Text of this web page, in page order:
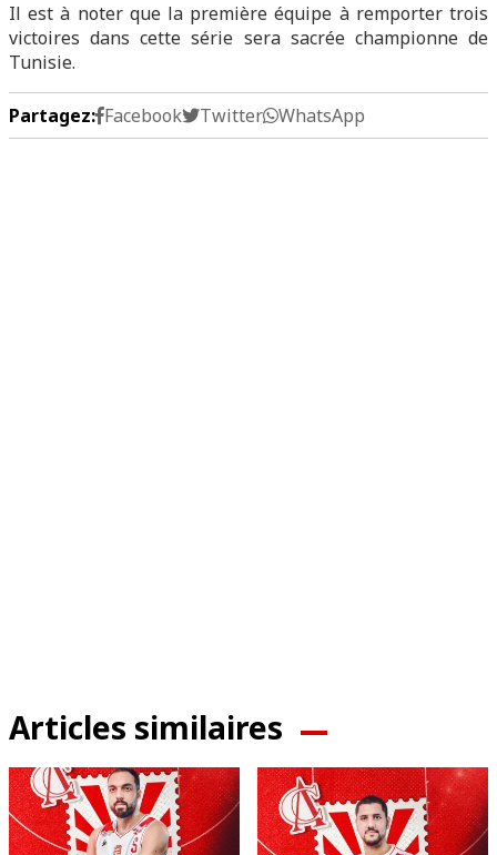
Il est à noter que la première équipe à remporter trois
victoires dans cette série sera sacrée championne de
Tunisie.
Partagez: Facebook Twitter WhatsApp
Articles similaires